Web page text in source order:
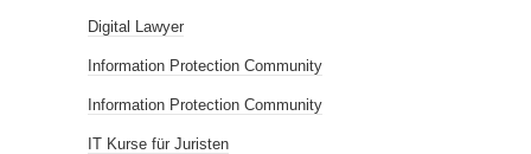
Digital Lawyer
Information Protection Community
Information Protection Community
IT Kurse für Juristen